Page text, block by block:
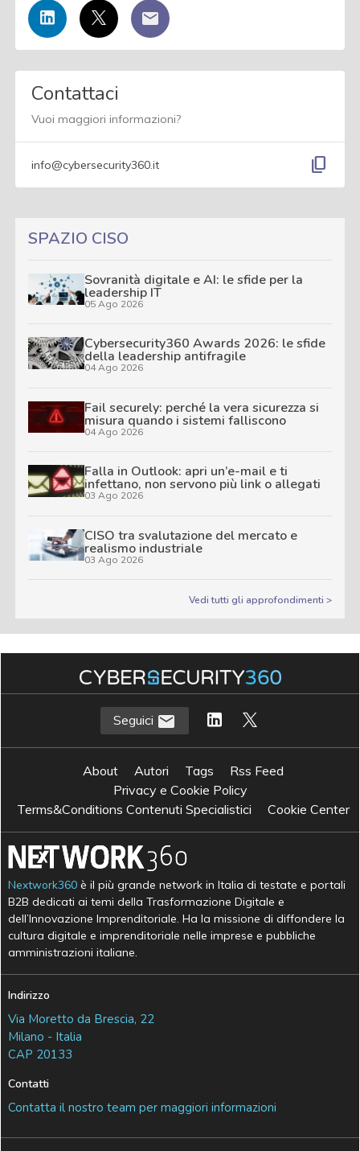
Contattaci
Vuoi maggiori informazioni?
info@cybersecurity360.it content_copy
SPAZIO CISO
Sovranità digitale e AI: le sfide per la
leadership IT
05 Ago 2026
Cybersecurity360 Awards 2026: le sfide
della leadership antifragile
04 Ago 2026
Fail securely: perché la vera sicurezza si
misura quando i sistemi falliscono
04 Ago 2026
Falla in Outlook: apri un’e-mail e ti
infettano, non servono più link o allegati
03 Ago 2026
CISO tra svalutazione del mercato e
realismo industriale
03 Ago 2026
Vedi tutti gli approfondimenti >
Seguici
About Autori Tags
Rss Feed
Privacy e Cookie Policy
Terms&Conditions Contenuti Specialistici
Cookie Center
Nextwork360 è il più grande network in Italia di testate e portali
B2B dedicati ai temi della Trasformazione Digitale e
dell’Innovazione Imprenditoriale. Ha la missione di diffondere la
cultura digitale e imprenditoriale nelle imprese e pubbliche
amministrazioni italiane.
Indirizzo
Via Moretto da Brescia, 22
Milano - Italia
CAP 20133
Contatti
Contatta il nostro team per maggiori informazioni